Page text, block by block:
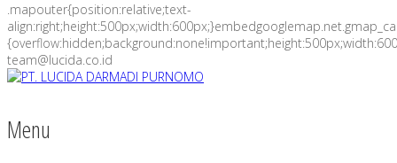
.mapouter{position:relative;text-
team@lucida.co.id
Menu